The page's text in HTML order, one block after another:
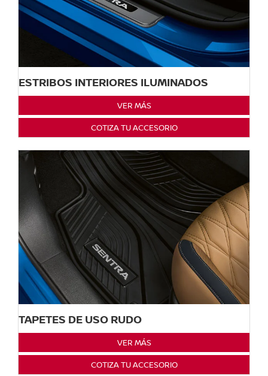
ESTRIBOS INTERIORES ILUMINADOS
VER MÁS
COTIZA TU ACCESORIO
TAPETES DE USO RUDO
VER MÁS
COTIZA TU ACCESORIO